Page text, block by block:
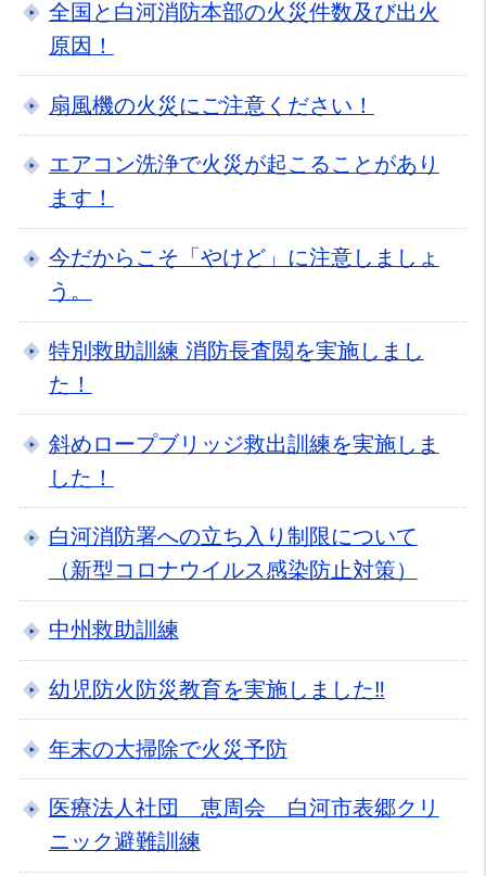
全国と白河消防本部の火災件数及び出火
原因！
扇風機の火災にご注意ください！
エアコン洗浄で火災が起こることがあり
ます！
今だからこそ「やけど」に注意しましょ
う。
特別救助訓練 消防長査閲を実施しまし
た！
斜めロープブリッジ救出訓練を実施しま
した！
白河消防署への立ち入り制限について
（新型コロナウイルス感染防止対策）
中州救助訓練
幼児防火防災教育を実施しました‼
年末の大掃除で火災予防
医療法人社団 恵周会 白河市表郷クリ
ニック避難訓練